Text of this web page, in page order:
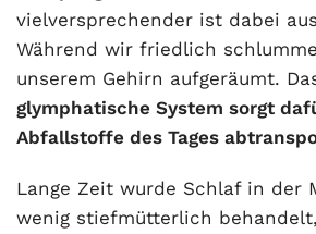
vielversprechender ist dabei
Während wir friedlich
unserem Gehirn aufgeräumt.
glymphatische System sorgt
Abfallstoffe des Tages
Lange Zeit wurde Schlaf in der
wenig stiefmütterlich